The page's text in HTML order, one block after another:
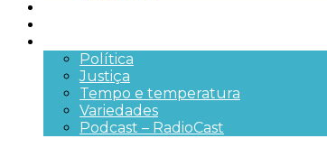
Política
Justiça
Tempo e temperatura
Variedades
Podcast – RadioCast